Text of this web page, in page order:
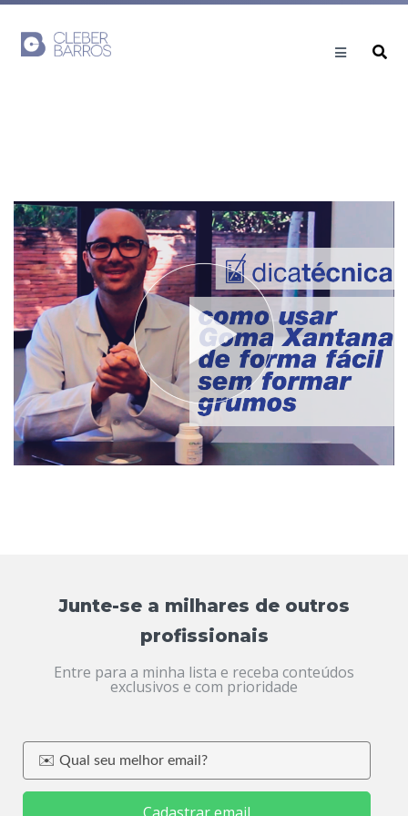
Junte-se a milhares de outros
profissionais
Entre para a minha lista e receba conteúdos
exclusivos e com prioridade